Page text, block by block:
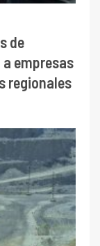
de
empresas
regionales